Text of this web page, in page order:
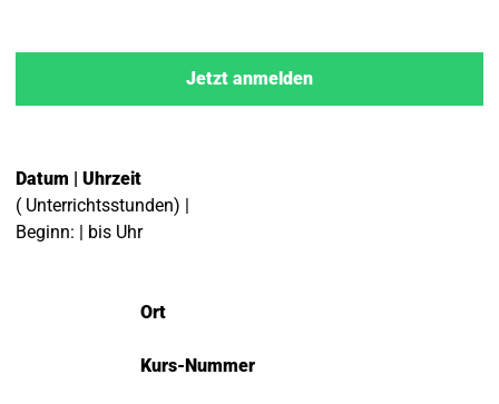
Jetzt anmelden
Datum | Uhrzeit
( Unterrichtsstunden) |
Beginn: | bis Uhr
Ort
Kurs-Nummer